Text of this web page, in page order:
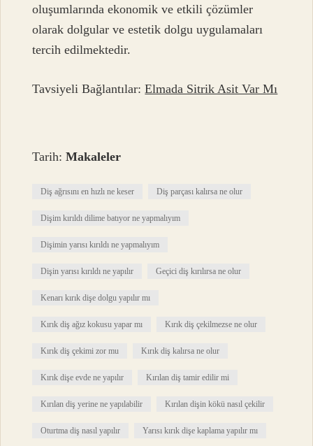
oluşumlarında ekonomik ve etkili çözümler
olarak dolgular ve estetik dolgu uygulamaları
tercih edilmektedir.
Tavsiyeli Bağlantılar:Elmada Sitrik Asit Var Mı
Tarih:Makaleler
Diş ağrısını en hızlı ne keser Diş parçası kalırsa ne olur
Dişim kırıldı dilime batıyor ne yapmalıyım
Dişimin yarısı kırıldı ne yapmalıyım
Dişin yarısı kırıldı ne yapılır Geçici diş kırılırsa ne olur
Kenarı kırık dişe dolgu yapılır mı
Kırık diş ağız kokusu yapar mı Kırık diş çekilmezse ne olur
Kırık diş çekimi zor mu Kırık diş kalırsa ne olur
Kırık dişe evde ne yapılır Kırılan diş tamir edilir mi
Kırılan diş yerine ne yapılabilir Kırılan dişin kökü nasıl çekilir
Oturtma diş nasıl yapılır Yarısı kırık dişe kaplama yapılır mı